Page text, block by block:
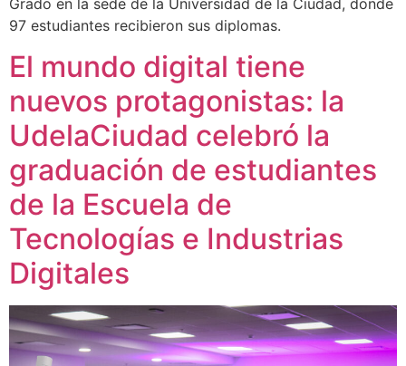
Grado en la sede de la Universidad de la Ciudad, donde
97 estudiantes recibieron sus diplomas.
El mundo digital tiene
nuevos protagonistas: la
UdelaCiudad celebró la
graduación de estudiantes
de la Escuela de
Tecnologías e Industrias
Digitales